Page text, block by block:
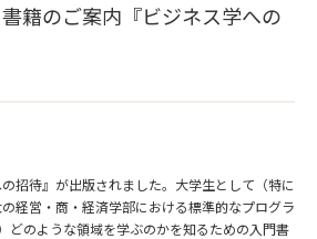
書籍のご案内『ビジネス学への
招待』が出版されました。大学生として（特に
経営・商・経済学部における標準的なプログラ
どのような領域を学ぶのかを知るための入門書